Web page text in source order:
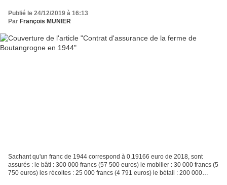
Publié le 24/12/2019 à 16:13
Par François MUNIER
Sachant qu'un franc de 1944 correspond à 0,19166 euro de 2018, sont
assurés : le bâti : 300 000 francs (57 500 euros) le mobilier : 30 000 francs (5
750 euros) les récoltes : 25 000 francs (4 791 euros) le bétail : 200 000